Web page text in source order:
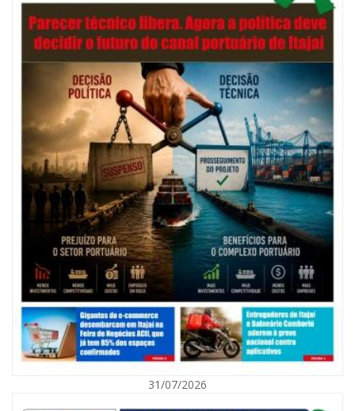
Festival de Pesca de Praia vai celebrar o aniversário de Navegantes
ITAJAÍ
31/07/2026